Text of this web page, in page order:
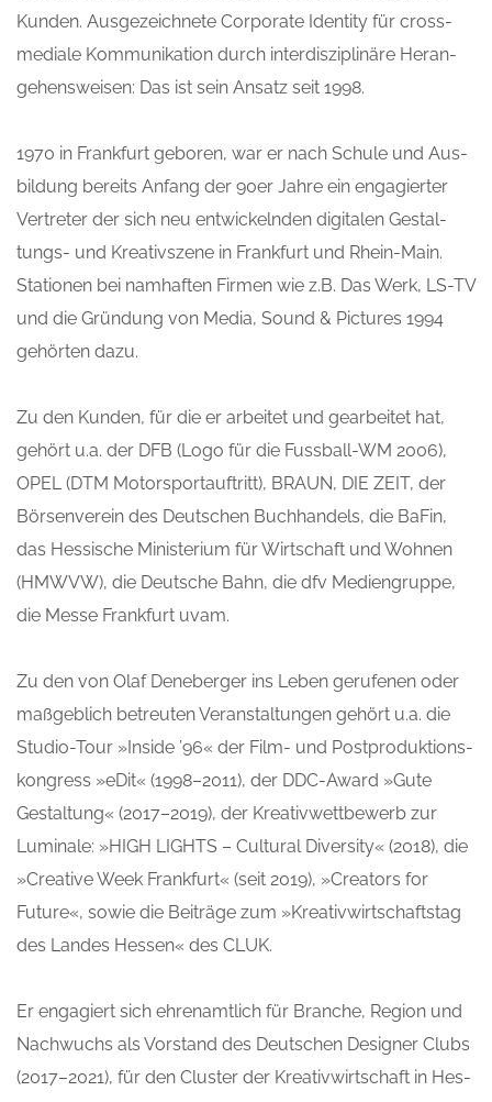
Kun­den. Aus­ge­zeich­ne­te Cor­po­ra­te Iden­ti­ty für cross­
me­dia­le Kom­mu­ni­ka­ti­on durch inter­dis­zi­pli­nä­re Her­an­
ge­hens­wei­sen: Das ist sein Ansatz seit 1998.
1970 in Frank­furt gebo­ren, war er nach Schu­le und Aus­
bil­dung bereits Anfang der 90er Jah­re ein enga­gier­ter
Ver­tre­ter der sich neu ent­wi­ckeln­den digi­ta­len Gestal­
tungs- und Krea­tiv­sze­ne in Frank­furt und Rhein-Main.
Sta­tio­nen bei nam­haf­ten Fir­men wie z.B. Das Werk, LS-TV
und die Grün­dung von Media, Sound & Pic­tures 1994
gehör­ten dazu.
Zu den Kun­den, für die er arbei­tet und gear­bei­tet hat,
gehört u.a. der DFB (Logo für die Fuss­ball-WM 2006),
OPEL (DTM Motor­sport­auf­tritt), BRAUN, DIE ZEIT, der
Bör­sen­ver­ein des Deut­schen Buch­han­dels, die BaFin,
das Hes­si­sche Minis­te­ri­um für Wirt­schaft und Woh­nen
(HMWVW), die Deut­sche Bahn, die dfv Medi­en­grup­pe,
die Mes­se Frank­furt uvam.
Zu den von Olaf Deneber­ger ins Leben geru­fe­nen oder
maß­geb­lich betreu­ten Ver­an­stal­tun­gen gehört u.a. die
Stu­dio-Tour »Insi­de ’96« der Film- und Post­pro­duk­ti­ons­
kon­gress »eDit« (1998–2011), der DDC-Award »Gute
Gestal­tung« (2017–2019), der Krea­tiv­wett­be­werb zur
Lumi­na­le: »HIGH LIGHTS – Cul­tu­ral Diver­si­ty« (2018), die
»Crea­ti­ve Week Frank­furt« (seit 2019), »Crea­tors for
Future«, sowie die Bei­trä­ge zum »Krea­tiv­wirt­schafts­tag
des Lan­des Hes­sen« des CLUK.
Er enga­giert sich ehren­amt­lich für Bran­che, Regi­on und
Nach­wuchs als Vor­stand des Deut­schen Desi­gner Clubs
(2017–2021), für den Clus­ter der Krea­tiv­wirt­schaft in Hes­